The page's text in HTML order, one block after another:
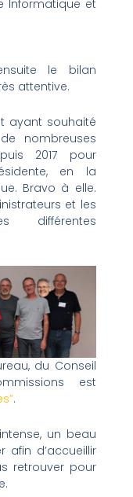
Informatique et
le bilan
attentive.
ayant souhaité
nombreuses
2017 pour
en la
Bravo à elle.
et les
différentes
du Conseil
est
.
un beau
afin d’accueillir
retrouver pour